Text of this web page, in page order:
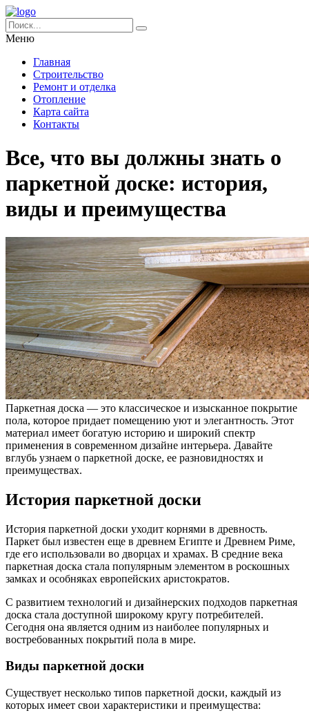
Меню
Главная
Строительство
Ремонт и отделка
Отопление
Карта сайта
Контакты
Все, что вы должны знать о
паркетной доске: история,
виды и преимущества
Паркетная доска — это классическое и изысканное покрытие
пола, которое придает помещению уют и элегантность. Этот
материал имеет богатую историю и широкий спектр
применения в современном дизайне интерьера. Давайте
вглубь узнаем о паркетной доске, ее разновидностях и
преимуществах.
История паркетной доски
История паркетной доски уходит корнями в древность.
Паркет был известен еще в древнем Египте и Древнем Риме,
где его использовали во дворцах и храмах. В средние века
паркетная доска стала популярным элементом в роскошных
замках и особняках европейских аристократов.
С развитием технологий и дизайнерских подходов паркетная
доска стала доступной широкому кругу потребителей.
Сегодня она является одним из наиболее популярных и
востребованных покрытий пола в мире.
Виды паркетной доски
Существует несколько типов паркетной доски, каждый из
которых имеет свои характеристики и преимущества: